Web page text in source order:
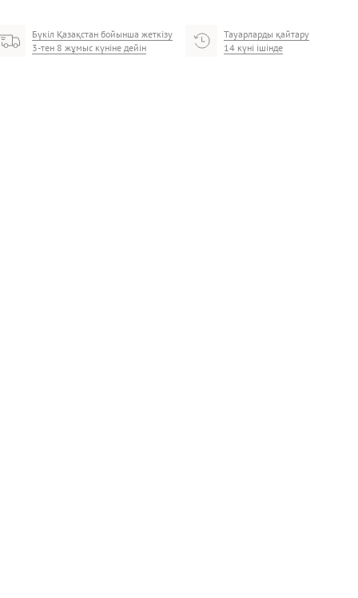
Бүкіл Қазақстан бойынша жеткізу
3-тен 8 жұмыс күніне дейін
Тауарларды қайтару
14 күні ішінде